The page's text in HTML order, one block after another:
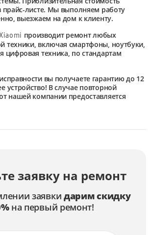
прайс-листе. Мы выполняем работу
выезжаем на дом к клиенту.
производит ремонт любых
техники, включая смартфоны, ноутбуки,
цифровая техника, по стандартам
вы получаете гарантию до 12
устройство! В случае повторной
нашей компании предоставляется
заявку на ремонт
заявки дарим скидку
на первый ремонт!